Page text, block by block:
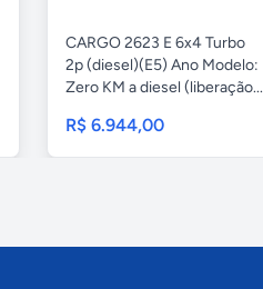
CARGO 2623 E 6x4 Turbo
2p (diesel)(E5) Ano Modelo:
Zero KM a diesel (liberação...
R$ 6.944,00